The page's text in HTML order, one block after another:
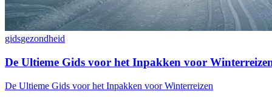
gidsgezondheid
De Ultieme Gids voor het Inpakken voor
De Ultieme Gids voor het Inpakken voor Winterreizen